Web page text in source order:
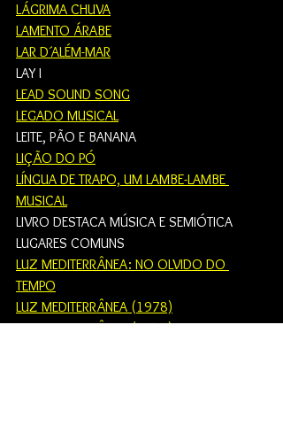
LÁGRIMA CHUVA
LAMENTO ÁRABE
LAR D´ALÉM-MAR
LAY I
LEAD SOUND SONG
LEGADO MUSICAL
LEITE, PÃO E BANANA
LIÇÃO DO PÓ
LÍNGUA DE TRAPO, UM LAMBE-LAMBE
MUSICAL
LIVRO DESTACA MÚSICA E SEMIÓTICA
LUGARES COMUNS
LUZ MEDITERRÂNEA: NO OLVIDO DO
TEMPO
LUZ MEDITERRÂNEA (1978)
LUZ MEDITERRÂNEA (1979)